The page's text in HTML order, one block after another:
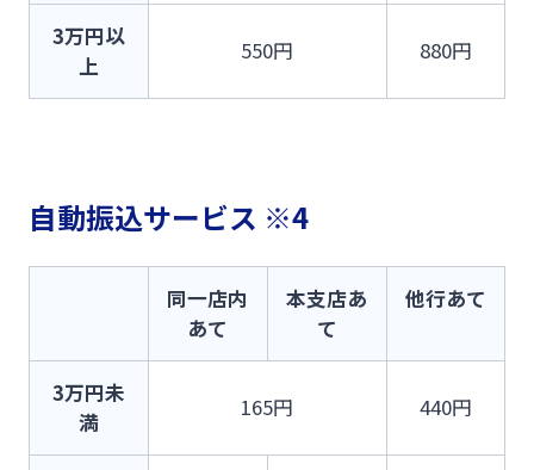
3万円以
上
550円 880円
自動振込サービス ※4
同一店内
あて
本支店あ
て
他行あて
3万円未
満
165円 440円